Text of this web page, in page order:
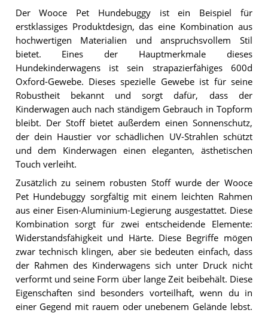
Der Wooce Pet Hundebuggy ist ein Beispiel für
erstklassiges Produktdesign, das eine Kombination aus
hochwertigen Materialien und anspruchsvollem Stil
bietet. Eines der Hauptmerkmale dieses
Hundekinderwagens ist sein strapazierfähiges 600d
Oxford-Gewebe. Dieses spezielle Gewebe ist für seine
Robustheit bekannt und sorgt dafür, dass der
Kinderwagen auch nach ständigem Gebrauch in Topform
bleibt. Der Stoff bietet außerdem einen Sonnenschutz,
der dein Haustier vor schädlichen UV-Strahlen schützt
und dem Kinderwagen einen eleganten, ästhetischen
Touch verleiht.
Zusätzlich zu seinem robusten Stoff wurde der Wooce
Pet Hundebuggy sorgfältig mit einem leichten Rahmen
aus einer Eisen-Aluminium-Legierung ausgestattet. Diese
Kombination sorgt für zwei entscheidende Elemente:
Widerstandsfähigkeit und Härte. Diese Begriffe mögen
zwar technisch klingen, aber sie bedeuten einfach, dass
der Rahmen des Kinderwagens sich unter Druck nicht
verformt und seine Form über lange Zeit beibehält. Diese
Eigenschaften sind besonders vorteilhaft, wenn du in
einer Gegend mit rauem oder unebenem Gelände lebst.